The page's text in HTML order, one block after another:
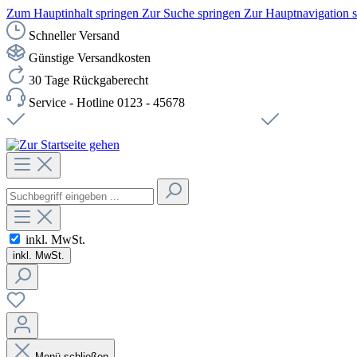
Zum Hauptinhalt springen Zur Suche springen Zur Hauptnavigation
Schneller Versand
Günstige Versandkosten
30 Tage Rückgaberecht
Service - Hotline 0123 - 45678
inkl. MwSt.
inkl. MwSt.